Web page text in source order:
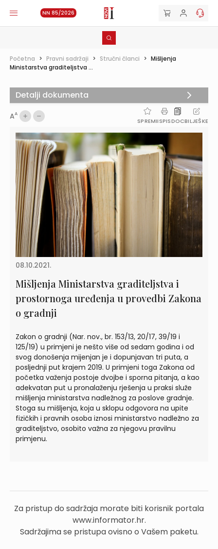
NN 85/2026
Početna > Pravni sadržaji > Stručni članci > Mišljenja
Ministarstva graditeljstva ...
AA
SPREMIISPISDOCBILJEŠKE
08.10.2021.
Mišljenja Ministarstva graditeljstva i
prostornoga uređenja u provedbi Zakona
o gradnji
Zakon o gradnji (Nar. nov., br. 153/13, 20/17, 39/19 i
125/19) u primjeni je nešto više od sedam godina i od
svog donošenja mijenjan je i dopunjavan tri puta, a
posljednji put krajem 2019. U primjeni toga Zakona od
početka važenja postoje dvojbe i sporna pitanja, a kao
adekvatan put u pronalaženju rješenja u praksi služe
mišljenja ministarstva nadležnog za poslove gradnje.
Stoga su mišljenja, koja u sklopu odgovora na upite
fizičkih i pravnih osoba iznosi ministarstvo nadležno za
graditeljstvo, osobito važna za njegovu pravilnu
primjenu.
Za pristup do sadržaja morate biti korisnik portala
www.informator.hr.
Sadržajima se pristupa ovisno o Vašem paketu.
Detalji dokumenta